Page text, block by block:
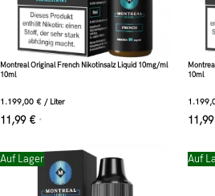
Montreal Original French Nikotinsalz Liquid 10mg/ml
10ml
1.199,00 € / Liter
11,99 € *
10ml
11,99
Auf Lager Auf